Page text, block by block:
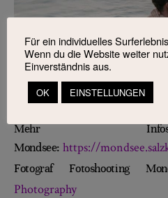
Mehr
Mondsee: https://
Fotograf Fotoshooting
Photography
Für ein individuelles
Wenn du die Website weiter
Einverständnis aus.
OK EINSTELLUNGEN